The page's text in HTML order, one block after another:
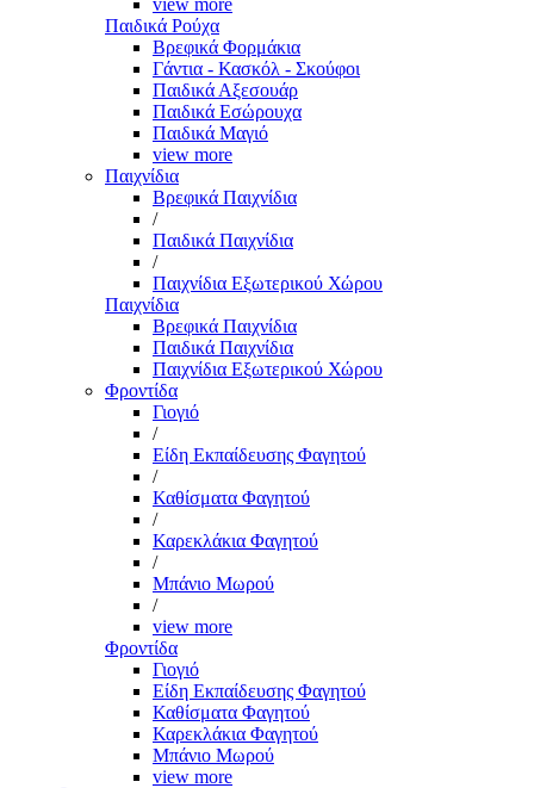
view more
Παιδικά Ρούχα
Βρεφικά Φορμάκια
Γάντια - Κασκόλ - Σκούφοι
Παιδικά Αξεσουάρ
Παιδικά Εσώρουχα
Παιδικά Μαγιό
view more
Παιχνίδια
Βρεφικά Παιχνίδια
/
Παιδικά Παιχνίδια
/
Παιχνίδια Εξωτερικού Χώρου
Παιχνίδια
Βρεφικά Παιχνίδια
Παιδικά Παιχνίδια
Παιχνίδια Εξωτερικού Χώρου
Φροντίδα
Γιογιό
/
Είδη Εκπαίδευσης Φαγητού
/
Καθίσματα Φαγητού
/
Καρεκλάκια Φαγητού
/
Μπάνιο Μωρού
/
view more
Φροντίδα
Γιογιό
Είδη Εκπαίδευσης Φαγητού
Καθίσματα Φαγητού
Καρεκλάκια Φαγητού
Μπάνιο Μωρού
view more